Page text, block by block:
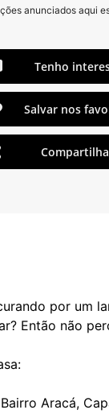
anunciados aqui
Tenho
Salvar nos
por um
Então não
Aracá,